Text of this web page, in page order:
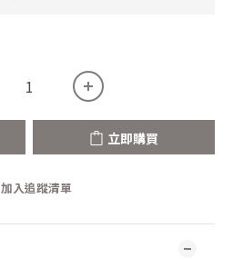
立即購買
加入追蹤清單